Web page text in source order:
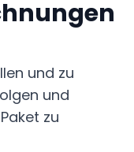
und zu
und
zu